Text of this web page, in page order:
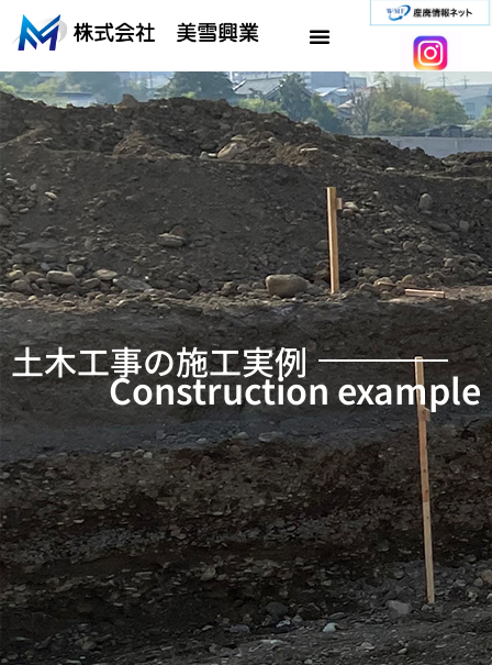
ス
キ
ッ
プ
土木工事の施工実例
Construction example